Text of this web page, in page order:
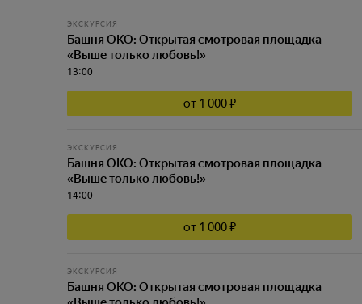
ЭКСКУРСИЯ
Башня ОКО: Открытая смотровая площадка
«Выше только любовь!»
13:00
от 1 000 ₽
ЭКСКУРСИЯ
Башня ОКО: Открытая смотровая площадка
«Выше только любовь!»
14:00
от 1 000 ₽
ЭКСКУРСИЯ
Башня ОКО: Открытая смотровая площадка